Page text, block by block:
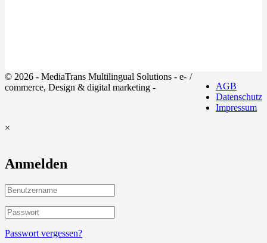
© 2026 - MediaTrans Multilingual Solutions - e-
commerce, Design & digital marketing -
/
AGB
Datenschutz
Impressum
×
Anmelden
Passwort vergessen?